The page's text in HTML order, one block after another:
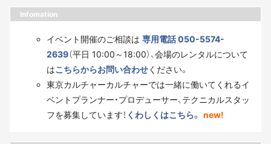
Infomation
イベント開催のご相談は 専用電話 050-5574-
2639（平日 10:00～18:00）、会場のレンタルについて
はこちらからお問い合わせください。
東京カルチャーカルチャーでは一緒に働いてくれるイ
ベントプランナー・プロデューサー、テクニカルスタッ
フを募集しています！ くわしくはこちら。 new!